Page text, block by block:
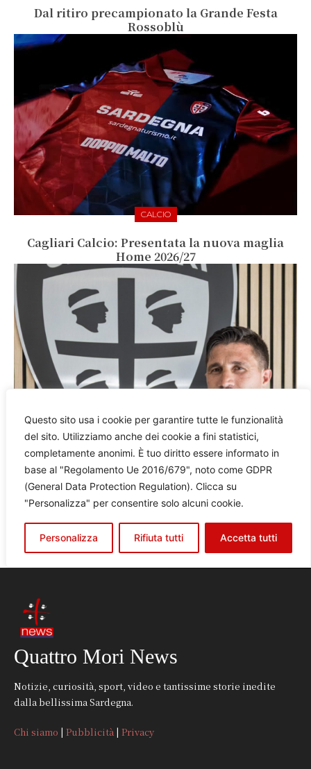
Quattro Mori News
Notizie, curiosità, sport, video e tantissime storie inedite
dalla bellissima Sardegna.
Chi siamo | Pubblicità | Privacy